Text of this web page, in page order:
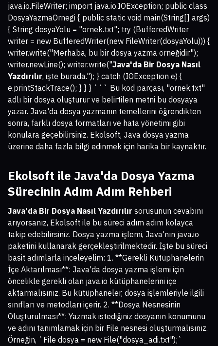
java.io.FileWriter; import java.io.IOException; public class
DosyaYazmaOrnegi { public static void main(String[] args)
{ String dosyaYolu = "ornek.txt"; try (BufferedWriter
writer = new BufferedWriter(new FileWriter(dosyaYolu))) {
writer.write("Merhaba, bu bir dosya yazma örneğidir.");
writer.newLine(); writer.write("Java'da Bir Dosya Nasıl
Yazdırılır, işte burada."); } catch (IOException e) {
e.printStackTrace(); } } } ``` Bu kod parçası, "ornek.txt"
adlı bir dosya oluşturur ve belirtilen metni bu dosyaya
yazar. Java'da dosya yazmanın temellerini öğrendikten
sonra, farklı dosya formatları ve hata yönetimi gibi
konulara geçebilirsiniz. Ekolsoft, Java dosya yazma
üzerine daha fazla bilgi edinmek için harika bir kaynaktır.
Ekolsoft ile Java'da Dosya Yazma
Sürecinin Adım Adım Rehberi
Java'da Bir Dosya Nasıl Yazdırılır sorusunun cevabını
arıyorsanız, Ekolsoft ile bu süreci adım adım kolayca
takip edebilirsiniz. Dosya yazma işlemi, Java'nın java.io
paketini kullanarak gerçekleştirilmektedir. İşte bu süreci
basit adımlarla inceleyelim: 1. **Gerekli Kütüphanelerin
İçe Aktarılması**: Java'da dosya yazma işlemi için
öncelikle gerekli olan java.io kütüphanelerini içe
aktarmalısınız. Bu kütüphaneler, dosya işlemleriyle ilgili
sınıfları ve metodları içerir. 2. **Dosya Nesnesinin
Oluşturulması**: Yazmak istediğiniz dosyanın konumunu
ve adını tanımlamak için bir File nesnesi oluşturmalısınız.
Örneğin, `File dosya = new File("dosya_adi.txt");`